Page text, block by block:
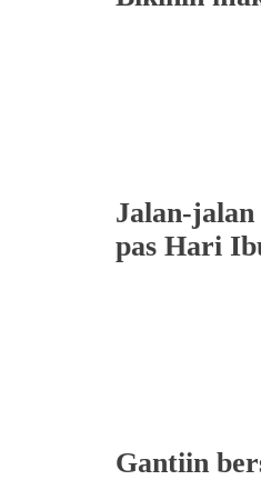
Jalan-
pas Hari
Gantiin